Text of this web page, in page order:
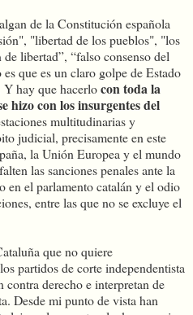
de la Constitución española
"libertad de los pueblos", "los
libertad”, “falso consenso del
que es un claro golpe de Estado
Y hay que hacerlocon toda la
hizo con los insurgentes del
multitudinarias y
judicial, precisamente en este
la Unión Europea y el mundo
las sanciones penales ante la
en el parlamento catalán y el odio
entre las que no se excluye el
que no quiere
partidos de corte independentista
contra derecho e interpretan de
Desde mi punto de vista han